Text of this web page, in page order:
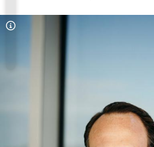
Copyright-Hinweis öffnen/